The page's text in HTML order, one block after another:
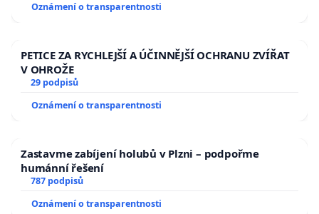
Oznámení o transparentnosti
PETICE ZA RYCHLEJŠÍ A ÚČINNĚJŠÍ OCHRANU ZVÍŘAT
V OHROŽE
29 podpisů
Oznámení o transparentnosti
Zastavme zabíjení holubů v Plzni – podpořme
humánní řešení
787 podpisů
Oznámení o transparentnosti